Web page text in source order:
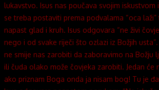
lukavstvo. Isus nas poučava svojim
se treba postaviti prema podvalama “oca
napast glad i kruh. Isus odgovara “ne živi
nego i od svake riječi što ozlazi iz Božjih
ne smije nas zarobiti da zaboravimo na Božju
ili čuda olako može čovjeka zarobiti. Jedan će
ako priznam Boga onda ja nisam bog! Tu je